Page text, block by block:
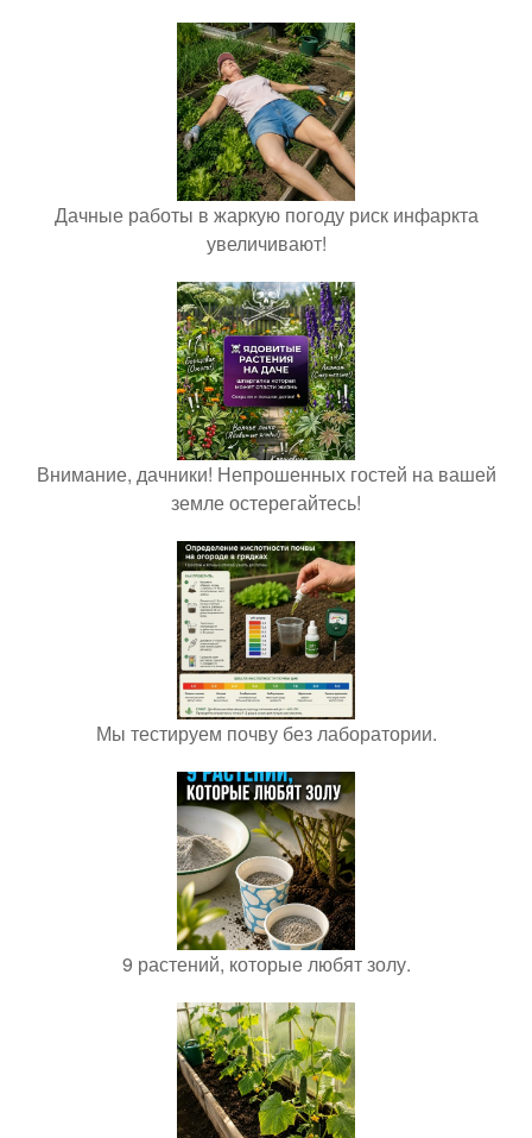
Дачные работы в жаркую погоду риск инфаркта
увеличивают!
Внимание, дачники! Непрошенных гостей на вашей
земле остерегайтесь!
Мы тестируем почву без лаборатории.
9 растений, которые любят золу.